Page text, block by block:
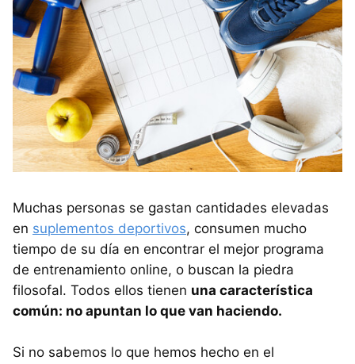
Muchas personas se gastan cantidades elevadas
en suplementos deportivos, consumen mucho
tiempo de su día en encontrar el mejor programa
de entrenamiento online, o buscan la piedra
filosofal. Todos ellos tienen una característica
común: no apuntan lo que van haciendo.
Si no sabemos lo que hemos hecho en el